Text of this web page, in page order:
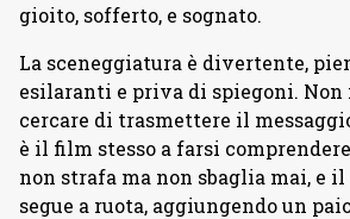
gioito, sofferto, e sognato.
La sceneggiatura è divertente,
esilaranti e priva di spiegoni.
cercare di trasmettere il
è il film stesso a farsi
non strafa ma non sbaglia mai, e
segue a ruota, aggiungendo un